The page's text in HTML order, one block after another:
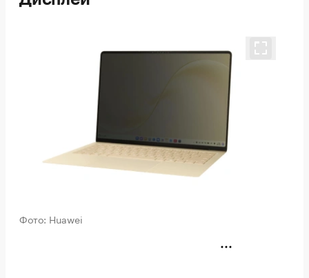
Фото: Huawei